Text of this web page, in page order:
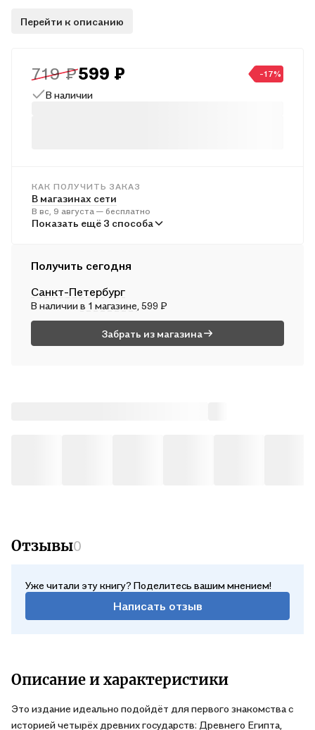
жизни великих цивилизаций: от истоков и особенностей быта
становление Римской империи, удивительные открытия
Древнего Китая — обо всём этом и многом другом Вы
Перейти к описанию
719 ₽599 ₽ -17%
В наличии
КАК ПОЛУЧИТЬ ЗАКАЗ
В магазинах сети
В вс, 9 августа — бесплатно
В пунктах выдачи
В пн, 10 августа — от 313 ₽
Почтой России
Во вт, 11 августа — от 509 ₽
Показать ещё 3 способа
Получить сегодня
Санкт-Петербург
В наличиив 1 магазине , 599 ₽
Забрать из магазина
Отзывы0
Уже читали эту книгу? Поделитесь вашим мнением!
Написать отзыв
Описание и характеристики
Это издание идеально подойдёт для первого знакомства с
историей четырёх древних государств: Древнего Египта,